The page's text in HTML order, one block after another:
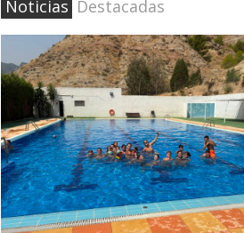
Noticias Destacadas